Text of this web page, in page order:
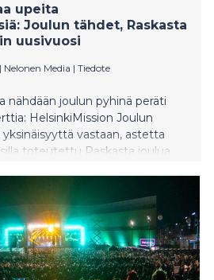
upeita
Joulun tähdet, Raskasta
uusivuosi
| Nelonen Media | Tiedote
nähdään joulun pyhinä peräti
HelsinkiMission Joulun
vastaan, astetta
toteutettu Raskasta joulua